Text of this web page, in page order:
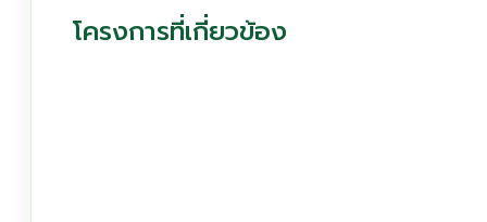
โครงการที่เกี่ยวข้อง